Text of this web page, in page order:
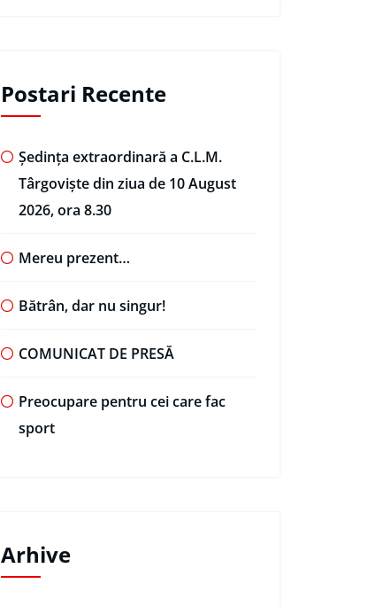
Postari Recente
Ședința extraordinară a C.L.M.
Târgoviște din ziua de 10 August
2026, ora 8.30
Mereu prezent…
Bătrân, dar nu singur!
COMUNICAT DE PRESĂ
Preocupare pentru cei care fac
sport
Arhive